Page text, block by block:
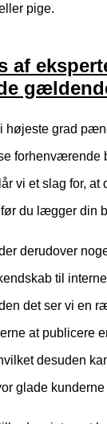
pige.
af
højeste grad
forhenværende
vi et slag for, at
du lægger din
derudover
til
det ser vi en
at publicere
desuden
glade kunderne